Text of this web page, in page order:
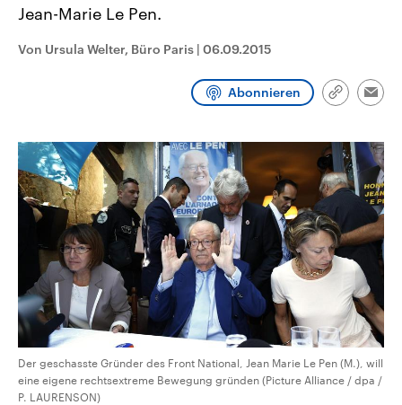
Umfragen, Prognosen,
und Hintergründe zu den Parteien
und Kandidaten der anstehenden
Sendungen Programm Podcasts
Jean-Marie Le Pen.
Von Ursula Welter, Büro Paris | 06.09.2015
Abonnieren
Link
Der geschasste Gründer des Front National, Jean Marie Le Pen (M.), will
eine eigene rechtsextreme Bewegung gründen (Picture Alliance / dpa /
P. LAURENSON)